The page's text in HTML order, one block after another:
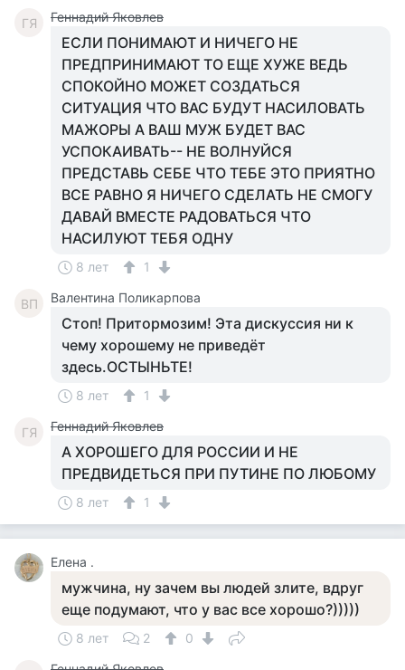
ГЯ Геннадий Яковлев
ЕСЛИ ПОНИМАЮТ И НИЧЕГО НЕ
ПРЕДПРИНИМАЮТ ТО ЕЩЕ ХУЖЕ ВЕДЬ
СПОКОЙНО МОЖЕТ СОЗДАТЬСЯ
СИТУАЦИЯ ЧТО ВАС БУДУТ НАСИЛОВАТЬ
МАЖОРЫ А ВАШ МУЖ БУДЕТ ВАС
УСПОКАИВАТЬ-- НЕ ВОЛНУЙСЯ
ПРЕДСТАВЬ СЕБЕ ЧТО ТЕБЕ ЭТО ПРИЯТНО
ВСЕ РАВНО Я НИЧЕГО СДЕЛАТЬ НЕ СМОГУ
ДАВАЙ ВМЕСТЕ РАДОВАТЬСЯ ЧТО
НАСИЛУЮТ ТЕБЯ ОДНУ
8 лет 1
ВП Валентина Поликарпова
Стоп! Притормозим! Эта дискуссия ни к
чему хорошему не приведёт
здесь.ОСТЫНЬТЕ!
8 лет 1
ГЯ Геннадий Яковлев
А ХОРОШЕГО ДЛЯ РОССИИ И НЕ
ПРЕДВИДЕТЬСЯ ПРИ ПУТИНЕ ПО ЛЮБОМУ
8 лет 1
Елена .
мужчина, ну зачем вы людей злите, вдруг
еще подумают, что у вас все хорошо?)))))
8 лет 2 0